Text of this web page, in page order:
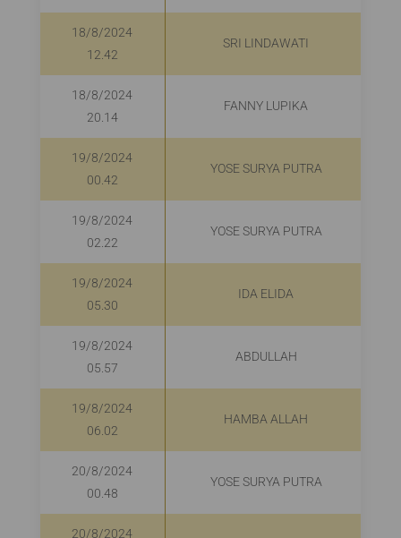
18/8/2024
12.42
SRI LINDAWATI
18/8/2024
20.14
FANNY LUPIKA
19/8/2024
00.42
YOSE SURYA PUTRA
19/8/2024
02.22
YOSE SURYA PUTRA
19/8/2024
05.30
IDA ELIDA
19/8/2024
05.57
ABDULLAH
19/8/2024
06.02
HAMBA ALLAH
20/8/2024
00.48
YOSE SURYA PUTRA
20/8/2024